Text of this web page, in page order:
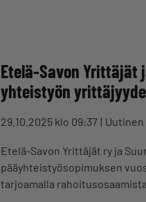
Etelä-Savon Yrittäjät
yhteistyön
29.10.2025 klo 09:37 Uutinen
Etelä-Savon Yrittäjät ry ja
pääyhteistyösopimuksen
tarjoamalla